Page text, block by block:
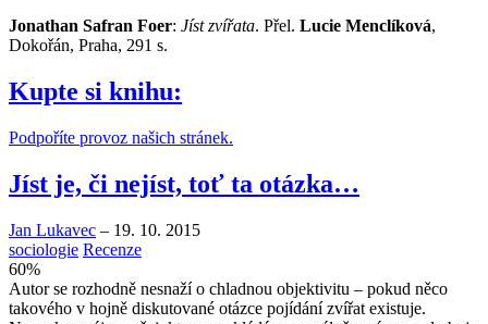
Jonathan Safran Foer: Jíst zvířata. Přel. Lucie Menclíková,
Dokořán, Praha, 291 s.
Kupte si knihu:
Podpoříte provoz našich stránek.
Jíst je, či nejíst, toť ta otázka…
Jan Lukavec – 19. 10. 2015
sociologie Recenze
60%
Autor se rozhodně nesnaží o chladnou objektivitu – pokud něco
takového v hojně diskutované otázce pojídání zvířat existuje.